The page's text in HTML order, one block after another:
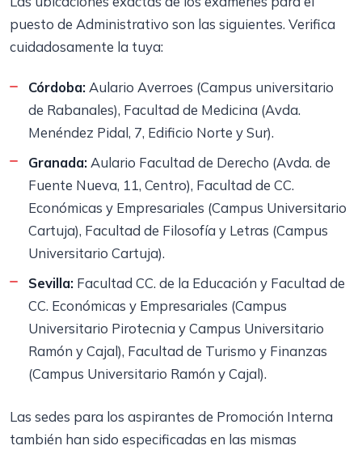
puesto de Administrativo son las siguientes. Verifica
cuidadosamente la tuya:
Córdoba: Aulario Averroes (Campus universitario
de Rabanales), Facultad de Medicina (Avda.
Menéndez Pidal, 7, Edificio Norte y Sur).
Granada: Aulario Facultad de Derecho (Avda. de
Fuente Nueva, 11, Centro), Facultad de CC.
Económicas y Empresariales (Campus Universitario
Cartuja), Facultad de Filosofía y Letras (Campus
Universitario Cartuja).
Sevilla: Facultad CC. de la Educación y Facultad de
CC. Económicas y Empresariales (Campus
Universitario Pirotecnia y Campus Universitario
Ramón y Cajal), Facultad de Turismo y Finanzas
(Campus Universitario Ramón y Cajal).
Las sedes para los aspirantes de Promoción Interna
también han sido especificadas en las mismas